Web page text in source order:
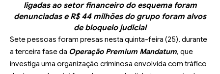
ligadas ao setor financeiro do esquema foram
denunciadas e R$ 44 milhões do grupo foram alvos
de bloqueio judicial
Sete pessoas foram presas nesta quinta-feira (25), durante
a terceira fase da Operação Premium Mandatum, que
investiga uma organização criminosa envolvida com tráfico